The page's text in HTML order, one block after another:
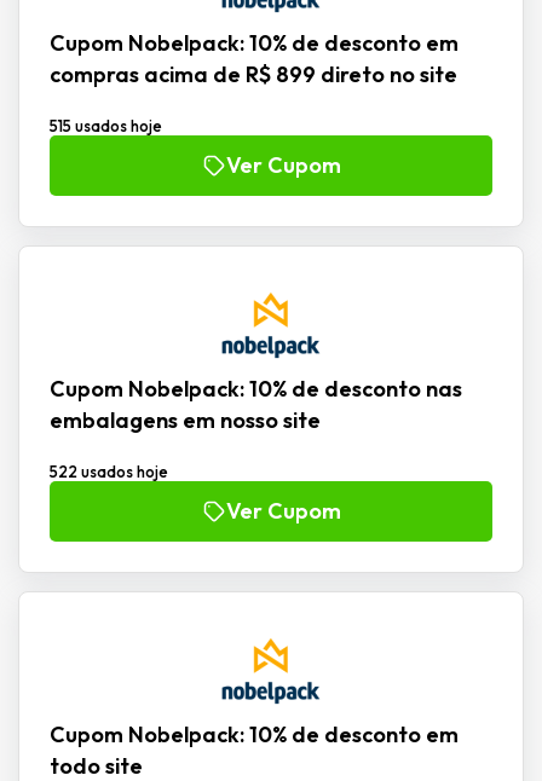
Cupom Nobelpack: 10% de desconto em
compras acima de R$ 899 direto no site
515 usados hoje
Ver Cupom
Cupom Nobelpack: 10% de desconto nas
embalagens em nosso site
522 usados hoje
Ver Cupom
Cupom Nobelpack: 10% de desconto em
todo site